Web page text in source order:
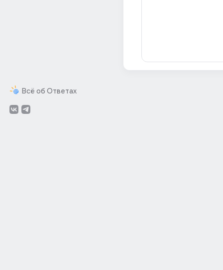
Всё об Ответах